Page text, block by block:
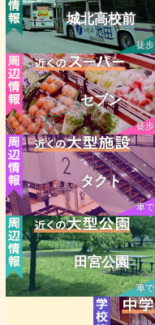
城北高校前
徒歩
セブン
徒歩
タクト
車で
田宮公園
車で